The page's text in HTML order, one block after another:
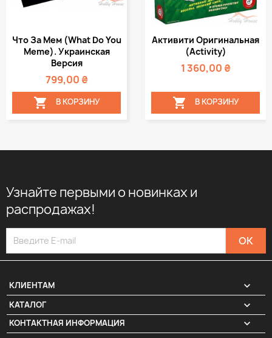
Что За Мем (What Do You
Meme). Украинская
Версия
799,00 ₴
 В КОРЗИНУ
Активити Оригинальная
(Activity)
1 360,00 ₴
 В КОРЗИНУ
Узнайте первыми о новинках и
распродажах!
КЛИЕНТАМ 
КАТАЛОГ 
КОНТАКТНАЯ ИНФОРМАЦИЯ keyboard_arrow_down